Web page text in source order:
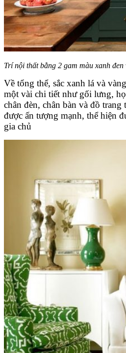
Trí nội thất bằng 2 gam màu xanh
Về tổng thể, sắc xanh lá và
một vài chi tiết như gối lưng,
chân đèn, chân bàn và đồ
được ấn tượng mạnh, thể hiện
gia chủ